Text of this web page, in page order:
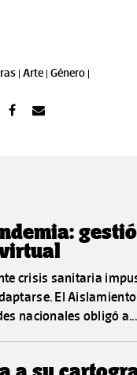
| Arte | Género |
crisis sanitaria
El
nacionales obligó a...